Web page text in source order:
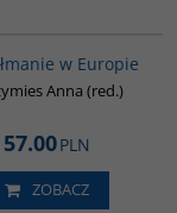
w Europie
Anna (red.)
57.00PLN
ZOBACZ